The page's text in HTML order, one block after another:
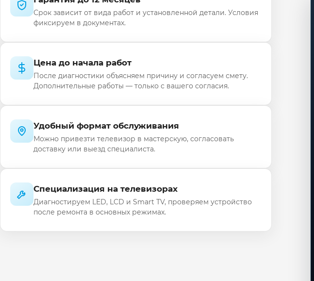
Срок зависит от вида работ и установленной детали. Условия
фиксируем в документах.
Цена до начала работ
После диагностики объясняем причину и согласуем смету.
Дополнительные работы — только с вашего согласия.
Удобный формат обслуживания
Можно привезти телевизор в мастерскую, согласовать
доставку или выезд специалиста.
Специализация на телевизорах
Диагностируем LED, LCD и Smart TV, проверяем устройство
после ремонта в основных режимах.